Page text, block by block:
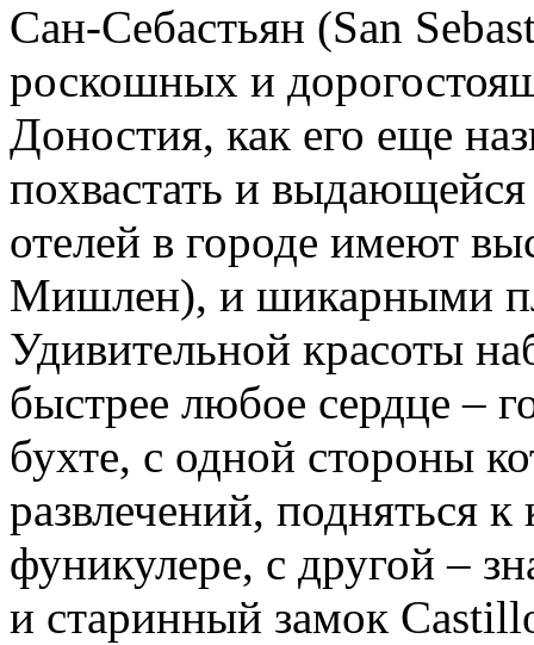
Сан-Себастьян (San
роскошных и
Доностия, как его еще
похвастать и
отелей в городе имеют
Мишлен), и шикарными
Удивительной красоты
быстрее любое сердце –
бухте, с одной стороны
развлечений, подняться
фуникулере, с другой –
и старинный замок